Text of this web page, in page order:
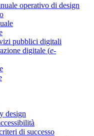
operativo di design
pubblici digitali
digitale (e-
design
di successo